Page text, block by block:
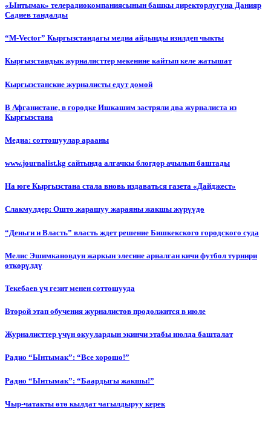
«Ынтымак» телерадиокомпаниясынын башкы директорлугуна Данияр
Садиев тандалды
“М-Vector” Кыргызстандагы медиа айдыңды изилдеп чыкты
Кыргызстандык журналисттер мекенине кайтып келе жатышат
Кыргызстанские журналисты едут домой
В Афганистане, в городке Ишкашим застряли два журналиста из
Кыргызстана
Медиа: соттошуулар арааны
www.journalist.kg сайтында алгачкы блогдор ачылып баштады
На юге Кыргызстана стала вновь издаваться газета «Дайджест»
Слакмулдер: Ошто жарашуу жараяны жакшы жүрүүдө
“Деньги и Власть” власть ждет решение Бишкекского городского суда
Мелис Эшимкановдун жаркын элесине арналган кичи футбол турнири
өткөрүлдү
Текебаев үч гезит менен соттошууда
Второй этап обучения журналистов продолжится в июле
Журналисттер үчүн окуулардын экинчи этабы июлда башталат
Радио “Ынтымак”: “Все хорошо!”
Радио “Ынтымак”: “Баардыгы жакшы!”
Чыр-чатакты өтө кылдат чагылдыруу керек